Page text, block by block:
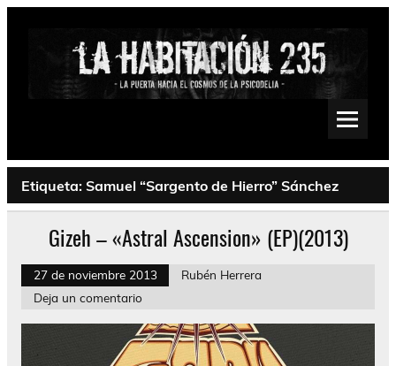
Saltar
Psychedelic, Stoner, Doom, Sludge, Fuzz, Space, Drone
Etiqueta: Samuel “Sargento de Hierro” Sánchez
Gizeh – «Astral Ascension» (EP)(2013)
27 de noviembre 2013
Rubén Herrera
Deja un comentario